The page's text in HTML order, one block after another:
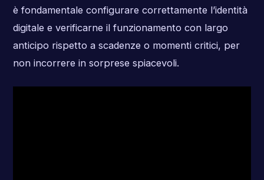
è fondamentale configurare correttamente l’identità
digitale e verificarne il funzionamento con largo
anticipo rispetto a scadenze o momenti critici, per
non incorrere in sorprese spiacevoli.